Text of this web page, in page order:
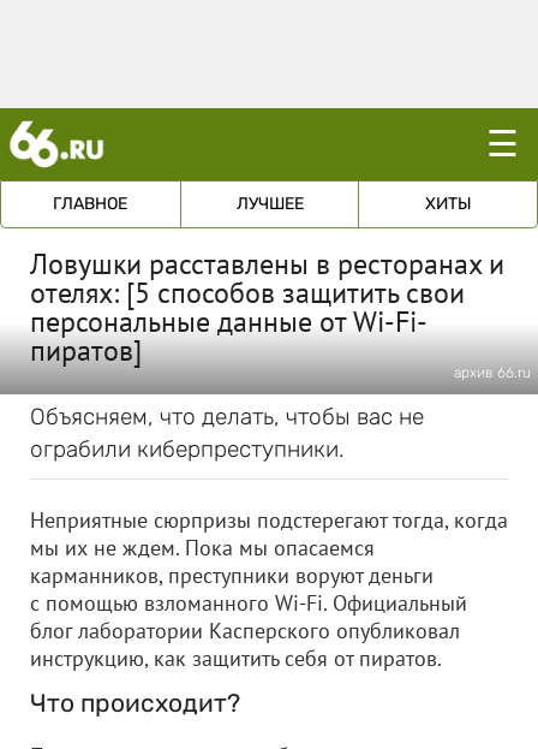
☰
ГЛАВНОЕ ЛУЧШЕЕ ХИТЫ
Ловушки расставлены в ресторанах и
отелях: [5 способов защитить свои
персональные данные от Wi-Fi-
пиратов]
архив 66.ru
Объясняем, что делать, чтобы вас не
ограбили киберпреступники.
Неприятные сюрпризы подстерегают тогда, когда
мы их не ждем. Пока мы опасаемся
карманников, преступники воруют деньги
с помощью взломанного Wi-Fi. Официальный
блог лаборатории Касперского опубликовал
инструкцию, как защитить себя от пиратов.
Что происходит?